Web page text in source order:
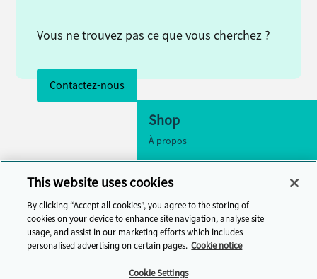
Vous ne trouvez pas ce que vous cherchez ?
Contactez-nous
Shop
À propos
Contactez-nous
Centre d'aide
Cambridge One
This website uses cookies
By clicking “Accept all cookies”, you agree to the storing of
cookies on your device to enhance site navigation, analyse site
usage, and assist in our marketing efforts which includes
personalised advertising on certain pages. Cookie notice
Cookie Settings